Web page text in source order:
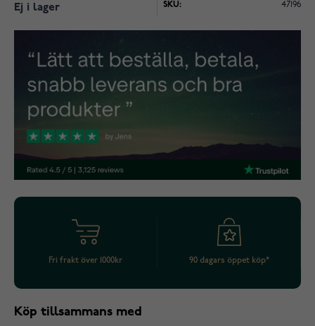
Ej i lager SKU: 47196
Fri frakt över 1000kr 90 dagars öppet köp*
Köp tillsammans med